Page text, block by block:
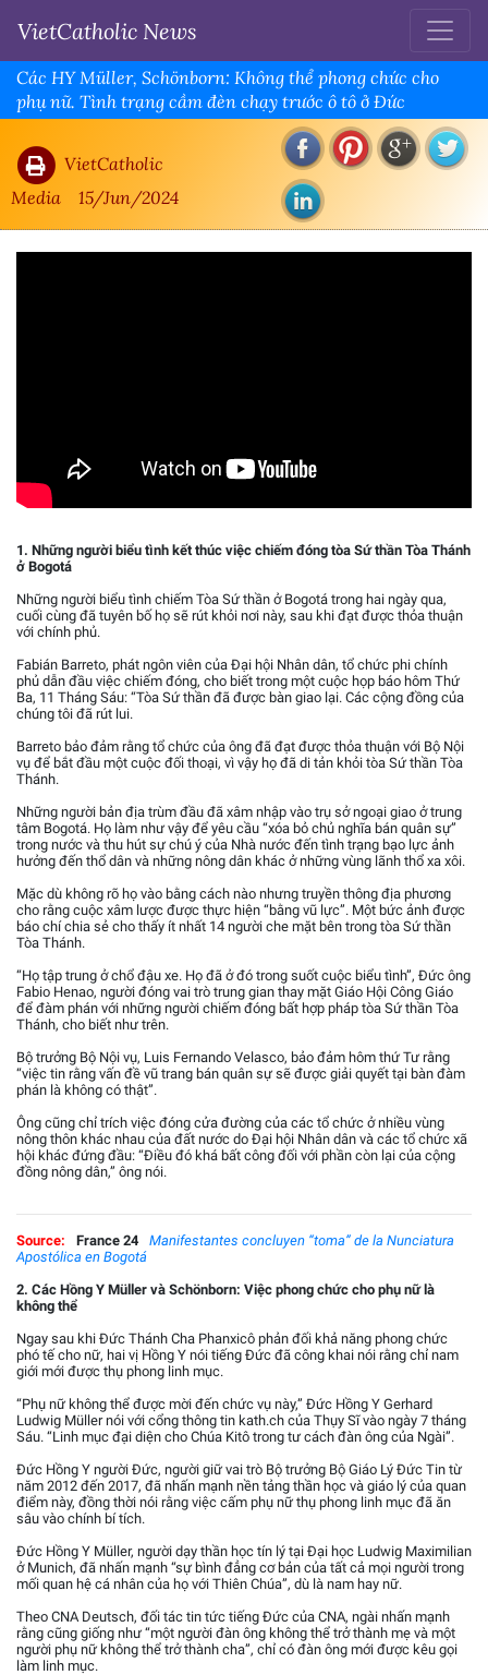
VietCatholic News
Các HY Müller, Schönborn: Không thể phong chức cho
phụ nữ. Tình trạng cầm đèn chạy trước ô tô ở Đức
VietCatholic
Media
15/Jun/2024
1. Những người biểu tình kết thúc việc chiếm đóng tòa Sứ thần Tòa Thánh
ở Bogotá
Những người biểu tình chiếm Tòa Sứ thần ở Bogotá trong hai ngày qua,
cuối cùng đã tuyên bố họ sẽ rút khỏi nơi này, sau khi đạt được thỏa thuận
với chính phủ.
Fabián Barreto, phát ngôn viên của Đại hội Nhân dân, tổ chức phi chính
phủ dẫn đầu việc chiếm đóng, cho biết trong một cuộc họp báo hôm Thứ
Ba, 11 Tháng Sáu: “Tòa Sứ thần đã được bàn giao lại. Các cộng đồng của
chúng tôi đã rút lui.
Barreto bảo đảm rằng tổ chức của ông đã đạt được thỏa thuận với Bộ Nội
vụ để bắt đầu một cuộc đối thoại, vì vậy họ đã di tản khỏi tòa Sứ thần Tòa
Thánh.
Những người bản địa trùm đầu đã xâm nhập vào trụ sở ngoại giao ở trung
tâm Bogotá. Họ làm như vậy để yêu cầu “xóa bỏ chủ nghĩa bán quân sự”
trong nước và thu hút sự chú ý của Nhà nước đến tình trạng bạo lực ảnh
hưởng đến thổ dân và những nông dân khác ở những vùng lãnh thổ xa xôi.
Mặc dù không rõ họ vào bằng cách nào nhưng truyền thông địa phương
cho rằng cuộc xâm lược được thực hiện “bằng vũ lực”. Một bức ảnh được
báo chí chia sẻ cho thấy ít nhất 14 người che mặt bên trong tòa Sứ thần
Tòa Thánh.
“Họ tập trung ở chổ đậu xe. Họ đã ở đó trong suốt cuộc biểu tình”, Đức ông
Fabio Henao, người đóng vai trò trung gian thay mặt Giáo Hội Công Giáo
để đàm phán với những người chiếm đóng bất hợp pháp tòa Sứ thần Tòa
Thánh, cho biết như trên.
Bộ trưởng Bộ Nội vụ, Luis Fernando Velasco, bảo đảm hôm thứ Tư rằng
“việc tin rằng vấn đề vũ trang bán quân sự sẽ được giải quyết tại bàn đàm
phán là không có thật”.
Ông cũng chỉ trích việc đóng cửa đường của các tổ chức ở nhiều vùng
nông thôn khác nhau của đất nước do Đại hội Nhân dân và các tổ chức xã
hội khác đứng đầu: “Điều đó khá bất công đối với phần còn lại của cộng
đồng nông dân,” ông nói.
Source: France 24
Manifestantes concluyen “toma” de la Nunciatura
Apostólica en Bogotá
2. Các Hồng Y Müller và Schönborn: Việc phong chức cho phụ nữ là
không thể
Ngay sau khi Đức Thánh Cha Phanxicô phản đối khả năng phong chức
phó tế cho nữ, hai vị Hồng Y nói tiếng Đức đã công khai nói rằng chỉ nam
giới mới được thụ phong linh mục.
“Phụ nữ không thể được mời đến chức vụ này,” Đức Hồng Y Gerhard
Ludwig Müller nói với cổng thông tin kath.ch của Thụy Sĩ vào ngày 7 tháng
Sáu. “Linh mục đại diện cho Chúa Kitô trong tư cách đàn ông của Ngài”.
Đức Hồng Y người Đức, người giữ vai trò Bộ trưởng Bộ Giáo Lý Đức Tin từ
năm 2012 đến 2017, đã nhấn mạnh nền tảng thần học và giáo lý của quan
điểm này, đồng thời nói rằng việc cấm phụ nữ thụ phong linh mục đã ăn
sâu vào chính bí tích.
Đức Hồng Y Müller, người dạy thần học tín lý tại Đại học Ludwig Maximilian
ở Munich, đã nhấn mạnh “sự bình đẳng cơ bản của tất cả mọi người trong
mối quan hệ cá nhân của họ với Thiên Chúa”, dù là nam hay nữ.
Theo CNA Deutsch, đối tác tin tức tiếng Đức của CNA, ngài nhấn mạnh
rằng cũng giống như “một người đàn ông không thể trở thành mẹ và một
người phụ nữ không thể trở thành cha”, chỉ có đàn ông mới được kêu gọi
làm linh mục.